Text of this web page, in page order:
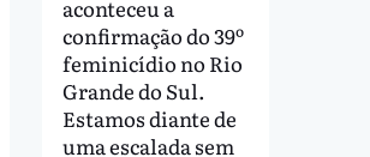
aconteceu a
confirmação do 39º
feminicídio no Rio
Grande do Sul.
Estamos diante de
uma escalada sem